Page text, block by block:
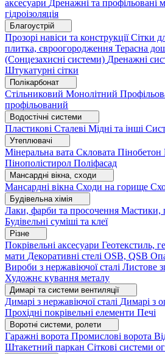
аксесуари Дренажні та профільовані
гідроізоляція
Благоустрій
Прозорі навіси та конструкціїСітки
плитка, євроогородження Терасна
(Сонцезахисні системи) Дренажні
Штукатурні сітки
Полікарбонат
Стільниковий Монолітний
профільований
Водостічні системи
Пластикові Сталеві Мідні та інші
Утеплювачі
Мінеральна вата Скловата Пінобетон
Пінополістирол Поліфасад
Мансардні вікна, сходи
Мансардні вікна Сходи на горище
Будівельна хімія
Лаки, фарби та просочення Мастики,
Будівельні суміші та клеї
Різне
Покрівельні аксесуари Геотекстиль,
мати Декоративні стелі OSB, QSB
Вироби з нержавіючої сталі Листове
Художнє кування металу
Димарі та системи вентиляції
Димарі з нержавіючої сталі Димарі з
Прохідні покрівельні елементи Печі
Воротні системи, ролети
Гаражні ворота Промислові ворота
Штакетний паркан Сіткові системи